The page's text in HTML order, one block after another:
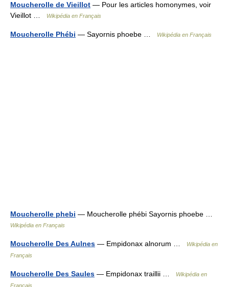
Moucherolle de Vieillot — Pour les articles homonymes, voir
Vieillot …
Wikipédia en Français
Moucherolle Phébi — Sayornis phoebe … Wikipédia en Français
Moucherolle phebi — Moucherolle phébi Sayornis phoebe …
Wikipédia en Français
Moucherolle Des Aulnes — Empidonax alnorum …
Wikipédia en
Français
Moucherolle Des Saules — Empidonax traillii …
Wikipédia en
Français